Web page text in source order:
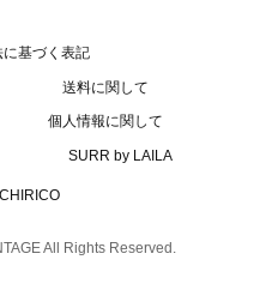
基づく表記
送料に関して
個人情報に関して
SURR by LAILA
All Rights Reserved.